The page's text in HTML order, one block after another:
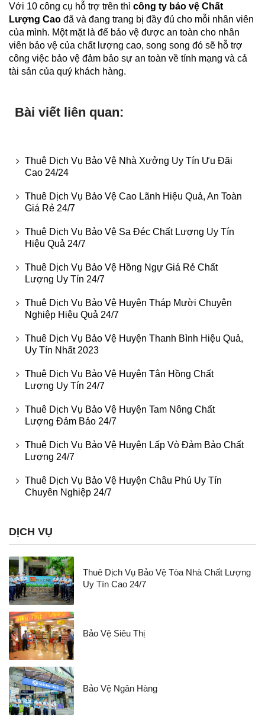
Với 10 công cụ hỗ trợ trên thì công ty bảo vệ Chất
Lượng Cao đã và đang trang bị đầy đủ cho mỗi nhân viên
của mình. Một mặt là để bảo vệ được an toàn cho nhân
viên bảo vệ của chất lượng cao, song song đó sẽ hỗ trợ
công việc bảo vệ đảm bảo sự an toàn về tính mạng và cả
tài sản của quý khách hàng.
Bài viết liên quan:
Thuê Dịch Vụ Bảo Vệ Nhà Xưởng Uy Tín Ưu Đãi
Cao 24/24
Thuê Dịch Vụ Bảo Vệ Cao Lãnh Hiệu Quả, An Toàn
Giá Rẻ 24/7
Thuê Dịch Vụ Bảo Vệ Sa Đéc Chất Lượng Uy Tín
Hiệu Quả 24/7
Thuê Dịch Vụ Bảo Vệ Hồng Ngự Giá Rẻ Chất
Lượng Uy Tín 24/7
Thuê Dịch Vụ Bảo Vệ Huyện Tháp Mười Chuyên
Nghiệp Hiệu Quả 24/7
Thuê Dịch Vụ Bảo Vệ Huyện Thanh Bình Hiệu Quả,
Uy Tín Nhất 2023
Thuê Dịch Vụ Bảo Vệ Huyện Tân Hồng Chất
Lượng Uy Tín 24/7
Thuê Dịch Vụ Bảo Vệ Huyện Tam Nông Chất
Lượng Đảm Bảo 24/7
Thuê Dịch Vụ Bảo Vệ Huyện Lấp Vò Đảm Bảo Chất
Lượng 24/7
Thuê Dịch Vụ Bảo Vệ Huyện Châu Phú Uy Tín
Chuyên Nghiệp 24/7
DỊCH VỤ
Thuê Dịch Vụ Bảo Vệ Tòa Nhà Chất Lượng
Uy Tín Cao 24/7
Bảo Vệ Siêu Thị
Bảo Vệ Ngân Hàng